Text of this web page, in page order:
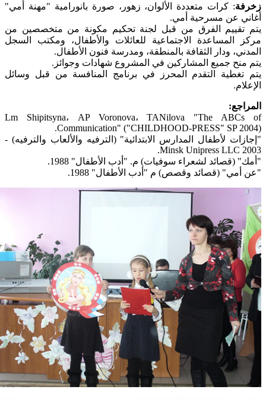
زخرفة: كرات متعددة الألوان، زهور، صورة بانورامية "مهنة أمي"
أغاني عن مسرحية أمي.
يتم تقييم الفرق من قبل لجنة تحكيم مكونة من متخصصين من
مركز المساعدة الاجتماعية للعائلات والأطفال، ومكتب السجل
المدني، ودار الثقافة بالمنطقة، ومدرسة فنون الأطفال.
يتم منح جميع المشاركين في المشروع شهادات وجوائز.
يتم تغطية التقدم المحرز في برنامج المنافسة من قبل وسائل
الإعلام.
المراجع:
Lm Shipitsyna، AP Voronova، TANilova "The ABCs of
Communication" ("CHILDHOOD-PRESS" SP 2004).
"إجازات لأطفال المدارس الابتدائية" (الترفيه والألعاب والترفيه) -
Minsk Unipress LLC 2003.
"أمك" (قصائد لشعراء سوفيات) م. "أدب الأطفال" 1988.
"عن أمي" (قصائد وقصص) م "أدب الأطفال" 1988.